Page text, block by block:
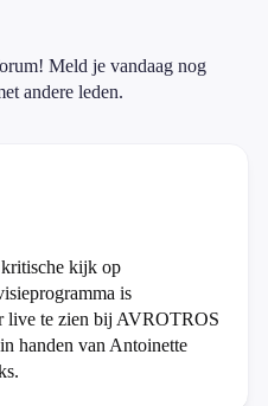
Meld je vandaag nog
andere leden.
kijk op
is
live te zien bij AVROTROS
handen van Antoinette